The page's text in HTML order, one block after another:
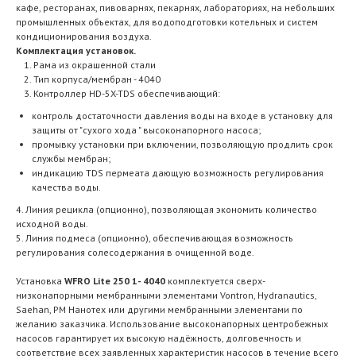
кафе, ресторанах, пивоварнях, пекарнях, лабораториях, на небольших
промышленных объектах, для водоподготовки котельных и систем
кондиционирования воздуха.
Комплектация установок.
Рама из окрашенной стали
Тип корпуса/мембран - 4040
Контроллер HD-5X-TDS обеспечивающий:
контроль достаточности давления воды на входе в установку для
защиты от "сухого хода " высоконапорного насоса;
промывку установки при включении, позволяющую продлить срок
службы мембран;
индикацию ТDS пермеата дающую возможность регулирования
качества воды.
4. Линия рецикла (опционно), позволяющая экономить количество
исходной воды.
5. Линия подмеса (опционно), обеспечивающая возможность
регулирования солесодержания в очищенной воде.
Установка WFRO Lite 250 1- 4040 комплектуется сверх-
низконапорными мембранными элементами Vontron, Hydranautics,
Saehan, РМ Нанотех или другими мембранными элементами по
желанию заказчика. Использование высоконапорных центробежных
насосов гарантирует их высокую надёжность, долговечность и
соответствие всех заявленных характеристик насосов в течение всего